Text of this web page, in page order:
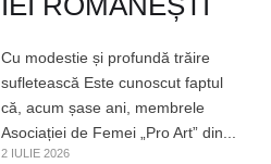
Cu modestie și profundă trăire
sufletească Este cunoscut faptul
că, acum șase ani, membrele
Asociației de Femei „Pro Art” din...
2 IULIE 2026